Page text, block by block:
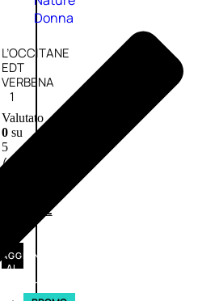
Donna
L’OCCITANE
EDT
VERBENA
1
Valutato
0su
5
(0)
€
AGGIUNGI
AL
CARRELLO